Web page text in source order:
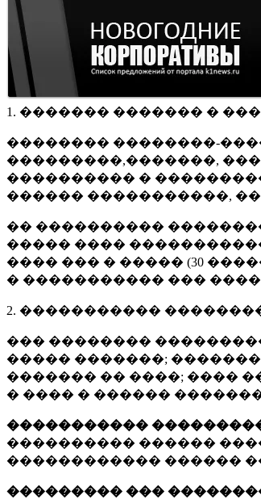
1. ������� ������� �
�������� ��������-
���������,�������,
���������� �
������ �����������,
�� ����������
����� ����
���� ��� � ����� (30
� ����������� ���
2. �����������
��� ��������
����� �������;
������� �� ����; ����
� ���� � ������
�����������
���������� ������
������������ ������
��������� ���